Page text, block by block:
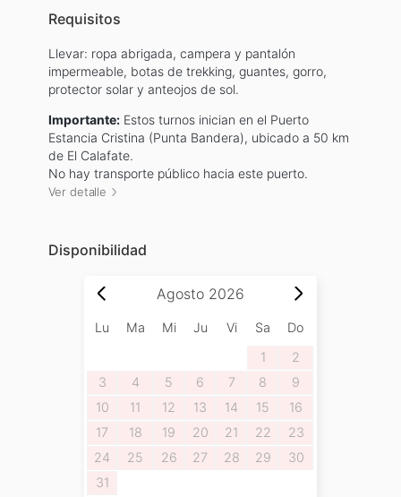
Requisitos
Llevar: ropa abrigada, campera y pantalón
impermeable, botas de trekking, guantes, gorro,
protector solar y anteojos de sol.
Importante:Estos turnos inician en el Puerto
Estancia Cristina (Punta Bandera), ubicado a 50 km
de El Calafate.
No hay transporte público hacia este puerto.
Ver detalle
Disponibilidad
Agosto 2026
Lu Ma Mi Ju Vi Sa
Do
1
2
3
4 5 6 7 8
9
10
11 12 13 14 15
16
17
18 19 20 21 22
23
24
25 26 27 28 29
30
31